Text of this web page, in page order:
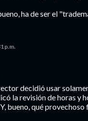
ha de ser el
p.m.
decidió usar
la revisión de horas y
bueno, qué